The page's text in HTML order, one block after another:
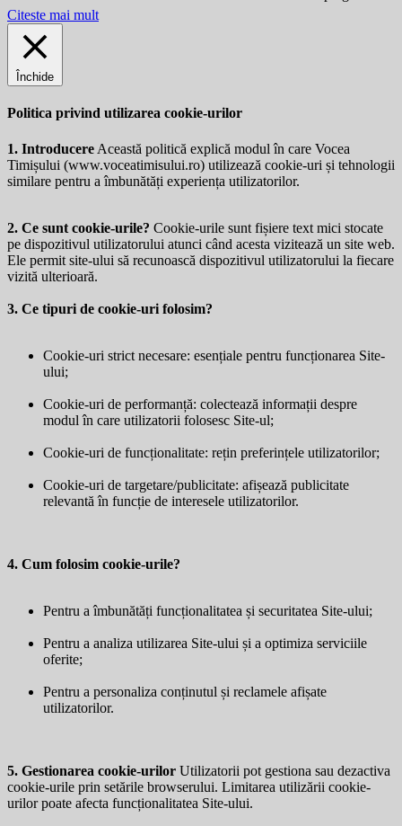
Citeste mai mult
Închide
Politica privind utilizarea cookie-urilor
1. Introducere Această politică explică modul în care Vocea
Timișului (www.voceatimisului.ro) utilizează cookie-uri și tehnologii
similare pentru a îmbunătăți experiența utilizatorilor.
2. Ce sunt cookie-urile? Cookie-urile sunt fișiere text mici stocate
pe dispozitivul utilizatorului atunci când acesta vizitează un site web.
Ele permit site-ului să recunoască dispozitivul utilizatorului la fiecare
vizită ulterioară.
3. Ce tipuri de cookie-uri folosim?
Cookie-uri strict necesare: esențiale pentru funcționarea Site-
ului;
Cookie-uri de performanță: colectează informații despre
modul în care utilizatorii folosesc Site-ul;
Cookie-uri de funcționalitate: rețin preferințele utilizatorilor;
Cookie-uri de targetare/publicitate: afișează publicitate
relevantă în funcție de interesele utilizatorilor.
4. Cum folosim cookie-urile?
Pentru a îmbunătăți funcționalitatea și securitatea Site-ului;
Pentru a analiza utilizarea Site-ului și a optimiza serviciile
oferite;
Pentru a personaliza conținutul și reclamele afișate
utilizatorilor.
5. Gestionarea cookie-urilor Utilizatorii pot gestiona sau dezactiva
cookie-urile prin setările browserului. Limitarea utilizării cookie-
urilor poate afecta funcționalitatea Site-ului.